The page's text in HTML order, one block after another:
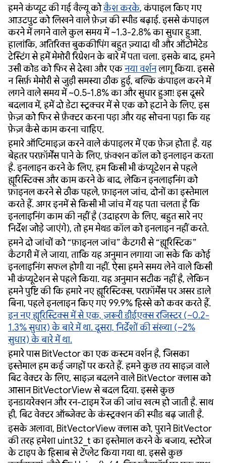
हमने कंप्यूट की गई वैल्यू कोकैश करके, कंपाइल किए गए
आउटपुट को लिखने वाले फ़ेज़ की स्पीड बढ़ाई. इससे कंपाइल
करने में लगने वाले कुल समय में ~1.3-2.8% का सुधार हुआ.
हालांकि, अतिरिक्त बुककीपिंग बहुत ज़्यादा थी और ऑटोमेटेड
टेस्टिंग से हमें मेमोरी रिग्रेशन के बारे में पता चला. इसके बाद, हमने
उसी कोड को फिर से देखा और एकनया वर्शनलागू किया. इससे
न सिर्फ़ मेमोरी से जुड़ी समस्या ठीक हुई, बल्कि कंपाइल करने में
लगने वाले समय में ~0.5-1.8% का और सुधार हुआ! इस दूसरे
बदलाव में, हमें दो डेटा स्ट्रक्चर में से एक को हटाने के लिए, इस
फ़ेज़ को फिर से फ़ैक्टर करना पड़ा और यह सोचना पड़ा कि यह
फ़ेज़ कैसे काम करना चाहिए.
हमारे ऑप्टिमाइज़ करने वाले कंपाइलर में एक फ़ेज़ होता है. यह
बेहतर परफ़ॉर्मेंस पाने के लिए, फ़ंक्शन कॉल को इनलाइन करता
है. इनलाइन करने के लिए, हम किसी भी कंप्यूटेशन से पहले
ह्यूरिस्टिक्स और काम करने के बाद, लेकिन इनलाइनिंग को
फ़ाइनल करने से ठीक पहले, फ़ाइनल जांच, दोनों का इस्तेमाल
करते हैं. अगर इनमें से किसी भी जांच में यह पता चलता है कि
इनलाइनिंग काम की नहीं है (उदाहरण के लिए, बहुत सारे नए
निर्देश जोड़े जाएंगे), तो हम मेथड कॉल को इनलाइन नहीं करते.
हमने दो जांचों को “फ़ाइनल जांच” कैटगरी से “ह्यूरिस्टिक”
कैटगरी में ले जाया, ताकि यह अनुमान लगाया जा सके कि कोई
इनलाइनिंग सफल होगी या नहीं. ऐसा हमने समय लेने वाले किसी
भी कंप्यूटेशन से पहले किया. यह अनुमान सटीक नहीं है, लेकिन
हमने पुष्टि की कि हमारे नए ह्यूरिस्टिक्स, परफ़ॉर्मेंस पर असर डाले
बिना, पहले इनलाइन किए गए 99.9% हिस्से को कवर करते हैं.
इन नए ह्यूरिस्टिक्स में से एक, ज़रूरी डीईएक्स रजिस्टर (~0.2-
1.3% सुधार) के बारे में था. दूसरा, निर्देशों की संख्या (~2%
सुधार) के बारे में था.
हमारे पास BitVector का एक कस्टम वर्शन है, जिसका
इस्तेमाल हम कई जगहों पर करते हैं. हमने कुछ तय साइज़ वाले
बिट वेक्टर के लिए, साइज़ बदलने वाले BitVector क्लास को
आसान BitVectorView से बदल दिया. इससे कुछ
इनडायरेक्शन और रन-टाइम रेंज की जांच खत्म हो जाती है. साथ
ही, बिट वेक्टर ऑब्जेक्ट के कंस्ट्रक्शन की स्पीड बढ़ जाती है.
इसके अलावा, BitVectorView क्लास को, पुराने BitVector
की तरह हमेशा uint32_t का इस्तेमाल करने के बजाय, स्टोरेज
के टाइप के हिसाब से टेंप्लेट किया गया था. इससे कुछ